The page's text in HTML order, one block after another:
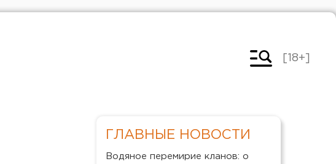
[18+]
ГЛАВНЫЕ НОВОСТИ
Водяное перемирие кланов: о